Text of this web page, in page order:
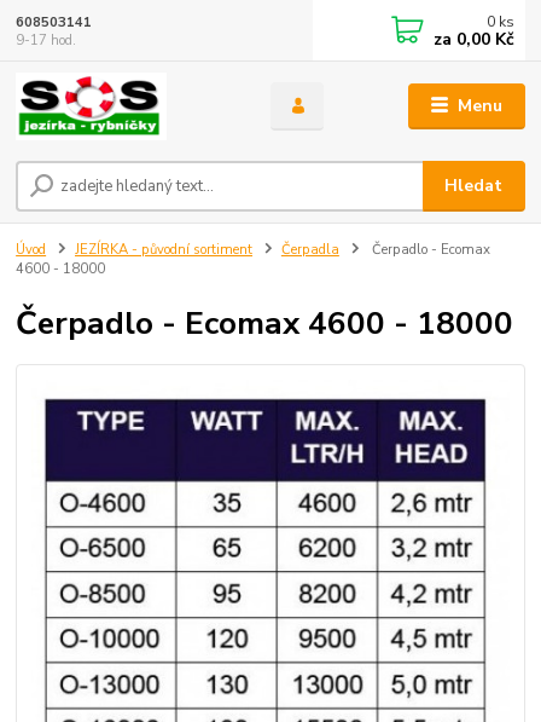
Menu
Hledat
608503141
9-17 hod.
0 ks
za 0,00 Kč
Úvod JEZÍRKA - původní sortiment Čerpadla
Čerpadlo - Ecomax
4600 - 18000
Čerpadlo - Ecomax 4600 - 18000